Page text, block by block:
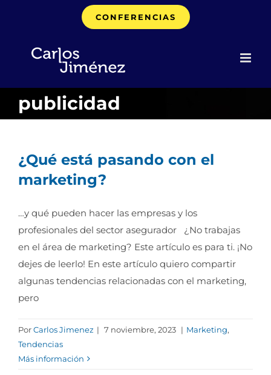
CONFERENCIAS
publicidad
¿Qué está pasando con el
marketing?
…y qué pueden hacer las empresas y los
profesionales del sector asegurador ¿No trabajas
en el área de marketing? Este artículo es para ti. ¡No
dejes de leerlo! En este artículo quiero compartir
algunas tendencias relacionadas con el marketing,
pero
PorCarlos Jimenez | 7 noviembre, 2023 | Marketing,
Tendencias
Más información